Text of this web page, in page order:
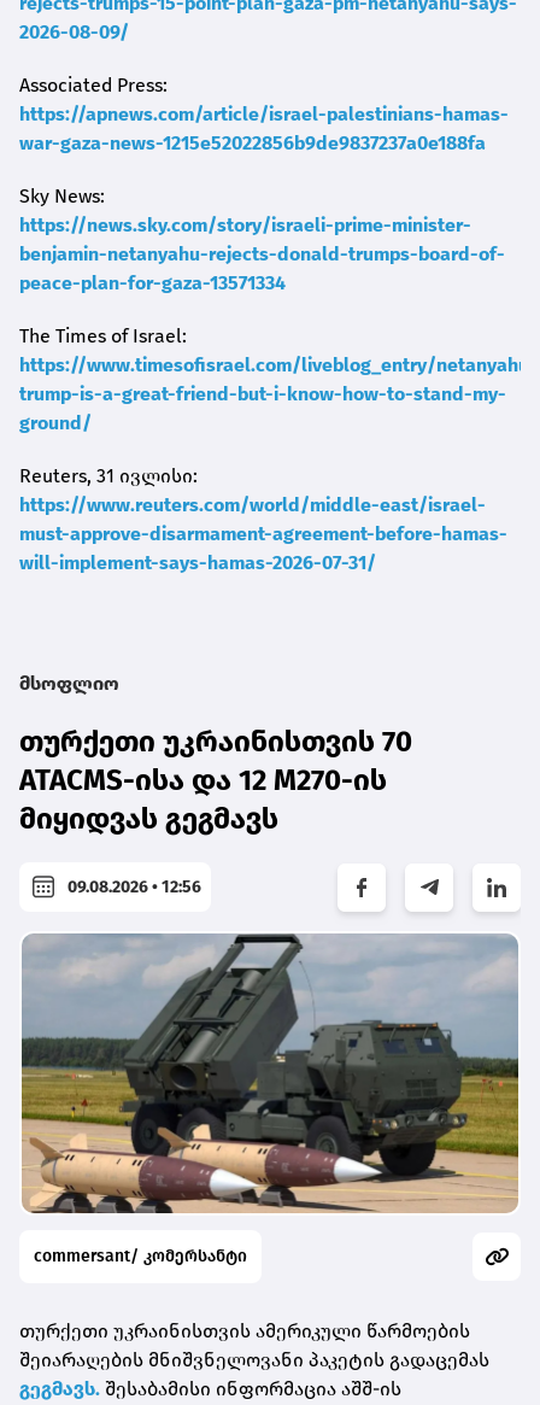
2026-08-09/
Associated Press:
https://apnews.com/article/israel-palestinians-hamas-
war-gaza-news-1215e52022856b9de9837237a0e188fa
Sky News:
https://news.sky.com/story/israeli-prime-minister-
benjamin-netanyahu-rejects-donald-trumps-board-of-
peace-plan-for-gaza-13571334
The Times of Israel:
https://www.timesofisrael.com/liveblog_entry/netanyahu-
trump-is-a-great-friend-but-i-know-how-to-stand-my-
ground/
Reuters, 31 ივლისი:
https://www.reuters.com/world/middle-east/israel-
must-approve-disarmament-agreement-before-hamas-
will-implement-says-hamas-2026-07-31/
მსოფლიო
თურქეთი უკრაინისთვის 70
ATACMS-ისა და 12 M270-ის
მიყიდვას გეგმავს
09.08.2026 • 12:56
commersant/ კომერსანტი
თურქეთი უკრაინისთვის ამერიკული წარმოების
შეიარაღების მნიშვნელოვანი პაკეტის გადაცემას
გეგმავს. შესაბამისი ინფორმაცია აშშ-ის